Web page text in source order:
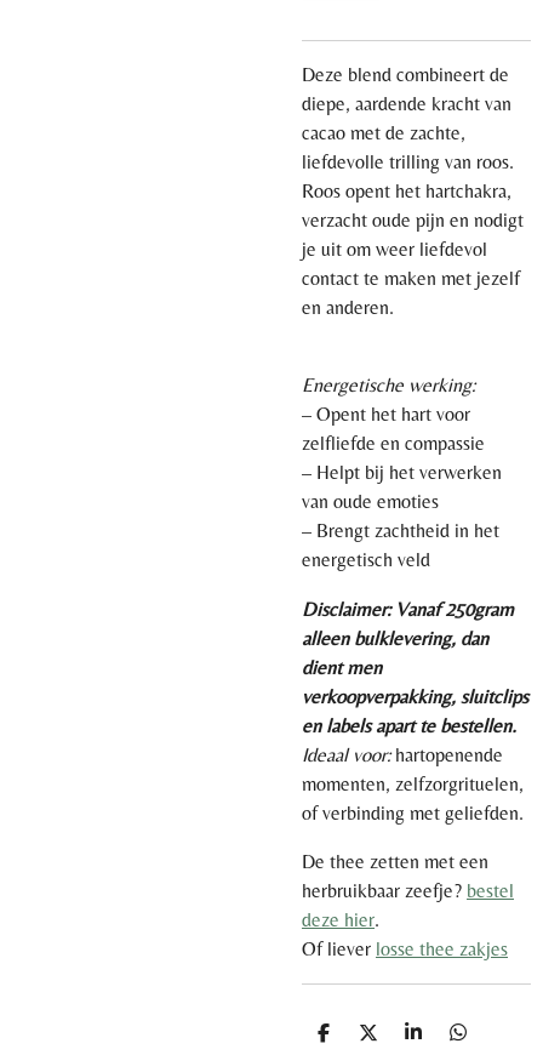
Deze blend combineert de
diepe, aardende kracht van
cacao met de zachte,
liefdevolle trilling van roos.
Roos opent het hartchakra,
verzacht oude pijn en nodigt
je uit om weer liefdevol
contact te maken met jezelf
en anderen.
Energetische werking:
– Opent het hart voor
zelfliefde en compassie
– Helpt bij het verwerken
van oude emoties
– Brengt zachtheid in het
energetisch veld
Disclaimer: Vanaf 250gram
alleen bulklevering, dan
dient men
verkoopverpakking, sluitclips
en labels apart te bestellen.
Ideaal voor:hartopenende
momenten, zelfzorgrituelen,
of verbinding met geliefden.
De thee zetten met een
herbruikbaar zeefje? bestel
deze hier.
Of liever losse thee zakjes
D
D
S
D